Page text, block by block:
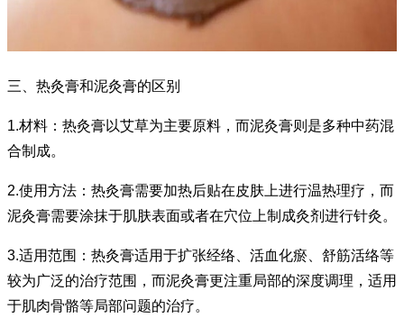
三、热灸膏和泥灸膏的区别
1.材料：热灸膏以艾草为主要原料，而泥灸膏则是多种中药混
合制成。
2.使用方法：热灸膏需要加热后贴在皮肤上进行温热理疗，而
泥灸膏需要涂抹于肌肤表面或者在穴位上制成灸剂进行针灸。
3.适用范围：热灸膏适用于扩张经络、活血化瘀、舒筋活络等
较为广泛的治疗范围，而泥灸膏更注重局部的深度调理，适用
于肌肉骨骼等局部问题的治疗。